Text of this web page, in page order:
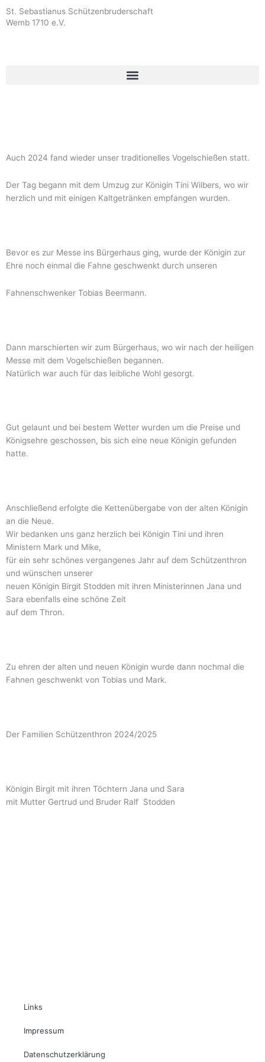
Inhalt
St. Sebastianus Schützenbruderschaft
Wemb 1710 e.V.
Auch 2024 fand wieder unser traditionelles Vogelschießen statt.
Der Tag begann mit dem Umzug zur Königin Tini Wilbers, wo wir
herzlich und mit einigen Kaltgetränken empfangen wurden.
Bevor es zur Messe ins Bürgerhaus ging, wurde der Königin zur
Ehre noch einmal die Fahne geschwenkt durch unseren
Fahnenschwenker Tobias Beermann.
Dann marschierten wir zum Bürgerhaus, wo wir nach der heiligen
Messe mit dem Vogelschießen begannen.
Natürlich war auch für das leibliche Wohl gesorgt.
Gut gelaunt und bei bestem Wetter wurden um die Preise und
Königsehre geschossen, bis sich eine neue Königin gefunden
hatte.
Anschließend erfolgte die Kettenübergabe von der alten Königin
an die Neue.
Wir bedanken uns ganz herzlich bei Königin Tini und ihren
Ministern Mark und Mike,
für ein sehr schönes vergangenes Jahr auf dem Schützenthron
und wünschen unserer
neuen Königin Birgit Stodden mit ihren Ministerinnen Jana und
Sara ebenfalls eine schöne Zeit
auf dem Thron.
Zu ehren der alten und neuen Königin wurde dann nochmal die
Fahnen geschwenkt von Tobias und Mark.
Der Familien Schützenthron 2024/2025
Königin Birgit mit ihren Töchtern Jana und Sara
mit Mutter Gertrud und Bruder Ralf Stodden
Links
Impressum
Datenschutzerklärung